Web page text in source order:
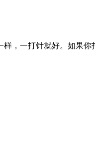
，一打针就好。如果你